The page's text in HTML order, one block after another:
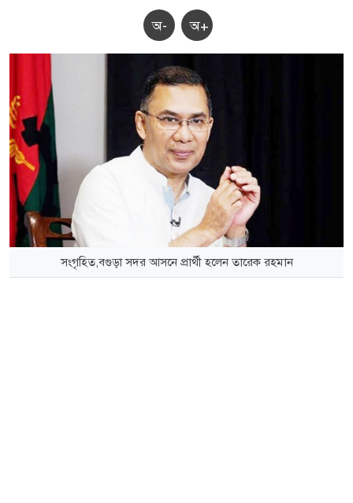
অ- অ+
সংগৃহিত,বগুড়া সদর আসনে প্রার্থী হলেন তারেক রহমান